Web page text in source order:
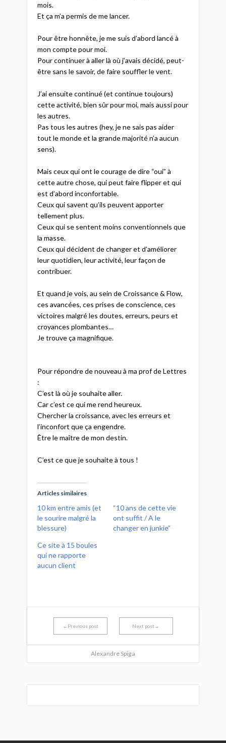
mois.​
Et ça m’a permis de me lancer.​
Pour être honnête, je me suis d’abord lancé à
mon compte pour moi.​
Pour continuer à aller là où j’avais décidé, peut-
être sans le savoir, de faire souffler le vent.​
J’ai ensuite continué (et continue toujours)
cette activité, bien sûr pour moi, mais aussi pour
les autres.​
Pas tous les autres (hey, je ne sais pas aider
tout le monde et la grande majorité n’a aucun
sens).​
Mais ceux qui ont le courage de dire “oui” à
cette autre chose, qui peut faire flipper et qui
est d’abord inconfortable. ​
Ceux qui savent qu’ils peuvent apporter
tellement plus.​
Ceux qui se sentent moins conventionnels que
la masse.​
Ceux qui décident de changer et d’améliorer
leur quotidien, leur activité, leur façon de
contribuer.​
Et quand je vois, au sein de Croissance & Flow,
ces avancées, ces prises de conscience, ces
victoires malgré les doutes, erreurs, peurs et
croyances plombantes…​
Je trouve ça magnifique.​
Pour répondre de nouveau à ma prof de Lettres
:​
C’est là où je souhaite aller.​
Car c’est ce qui me rend heureux.​
Chercher la croissance, avec les erreurs et
l’inconfort que ça engendre.​
Être le maître de mon destin.​
C’est ce que je souhaite à tous !​
Articles similaires
10 km entre amis (et
le sourire malgré la
blessure)
“10 ans de cette vie
ont suffit / A le
changer en junkie”
Ce site à 15 boules
qui ne rapporte
aucun client
←Previous post Next post→
Alexandre Spiga